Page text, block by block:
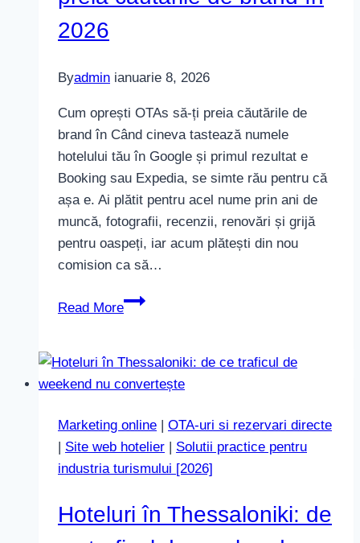
2026
Byadmin ianuarie 8, 2026
Cum oprești OTAs să-ți preia căutările de
brand în Când cineva tastează numele
hotelului tău în Google și primul rezultat e
Booking sau Expedia, se simte rău pentru că
așa e. Ai plătit pentru acel nume prin ani de
muncă, fotografii, recenzii, renovări și grijă
pentru oaspeți, iar acum plătești din nou
comision ca să…
Read More
Cum
să-
ți
căutările
de
brand
2026
Marketing online | OTA-uri si rezervari directe
| Site web hotelier | Solutii practice pentru
industria turismului [2026]
Hoteluri în Thessaloniki: de